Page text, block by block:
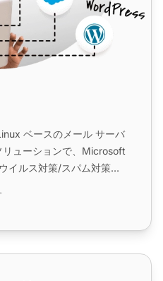
ベースのメール サーバ
ューションで、Microsoft
イルス対策/スパム対策保